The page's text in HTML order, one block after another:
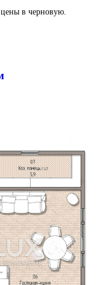
в черновую.